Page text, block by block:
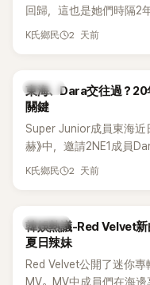
回歸，這也是她們時隔2
年，五位成員也一連舉
K氏鄉民 2 天前
K-POP
東海、Dara交往過？
關鍵
Super Junior成員東海近
赫》中，邀請2NE1成員
青澀往事，也首度聊起
K氏鄉民 2 天前
熱議討論
韓娛熱議-Red Velvet新
夏日辣妹
Red Velvet公開了迷你專
MV。MV中成員們在海邊